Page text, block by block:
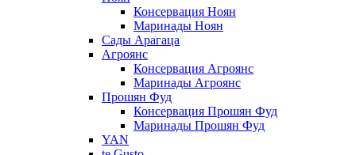
Консервация Ноян
Маринады Ноян
Сады Арагаца
Агроянс
Консервация Агроянс
Маринады Агроянс
Прошян Фуд
Консервация Прошян Фуд
Маринады Прошян Фуд
YAN